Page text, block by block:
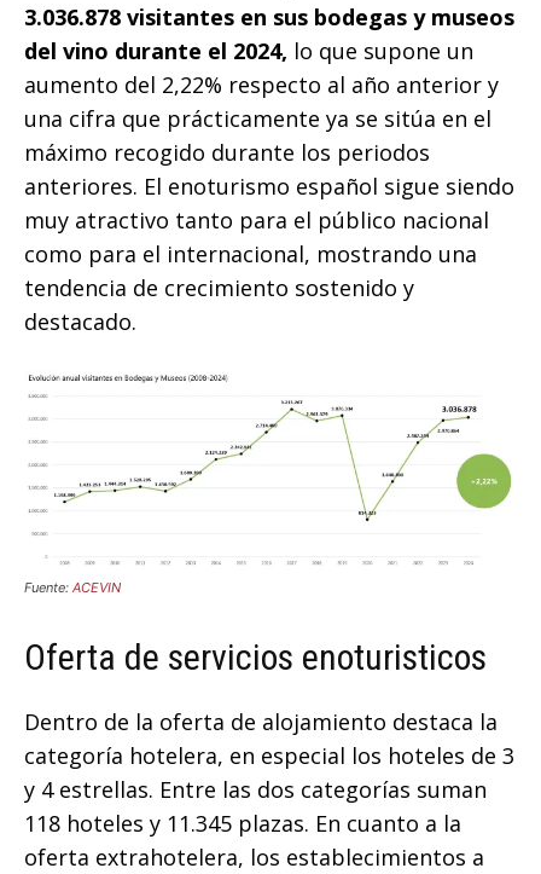
3.036.878 visitantes en sus bodegas y museos
del vino durante el 2024, lo que supone un
aumento del 2,22% respecto al año anterior y
una cifra que prácticamente ya se sitúa en el
máximo recogido durante los periodos
anteriores. El enoturismo español sigue siendo
muy atractivo tanto para el público nacional
como para el internacional, mostrando una
tendencia de crecimiento sostenido y
destacado.
Fuente: ACEVIN
Oferta de servicios enoturisticos
Dentro de la oferta de alojamiento destaca la
categoría hotelera, en especial los hoteles de 3
y 4 estrellas. Entre las dos categorías suman
118 hoteles y 11.345 plazas. En cuanto a la
oferta extrahotelera, los establecimientos a